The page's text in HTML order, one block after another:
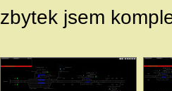
zbytek jsem